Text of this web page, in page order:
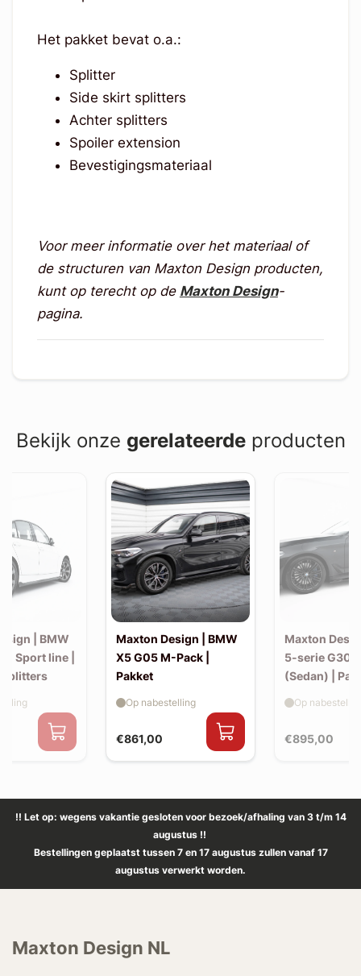
Het pakket bevat o.a.:
Splitter
Side skirt splitters
Achter splitters
Spoiler extension
Bevestigingsmateriaal
Voor meer informatie over het materiaal of
de structuren van Maxton Design producten,
kunt op terecht op de Maxton Design-
pagina.
Bekijk onze gerelateerdeproducten
| BMW
Sport line |
splitters
Maxton Design | BMW
X5 G05 M-Pack |
Pakket
€861,00
Op nabestelling
Maxton
5-serie G30
(Sedan) |
€895,00
Op
!! Let op: wegens vakantie gesloten voor bezoek/afhaling van 3 t/m 14
augustus !!
Bestellingen geplaatst tussen 7 en 17 augustus zullen vanaf 17
augustus verwerkt worden.
Maxton Design NL